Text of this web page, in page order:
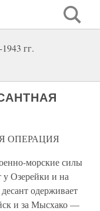
гг.
ОПЕРАЦИЯ
морские силы
Озерейки и на
одерживает
и за Мысхако —